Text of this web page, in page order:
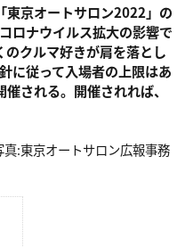
東京オートサロン2022」の
ロナウイルス拡大の影響で
のクルマ好きが肩を落とし
に従って入場者の上限はあ
される。開催されれば、
:東京オートサロン広報事務